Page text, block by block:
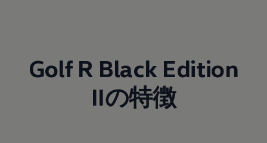
Golf R Black Edition
IIの特徴